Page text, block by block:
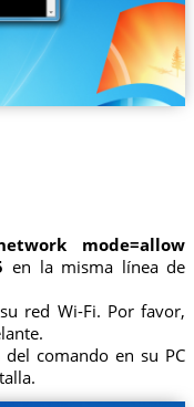
mode=allow
en la misma línea de
red Wi-Fi. Por favor,
comando en su PC